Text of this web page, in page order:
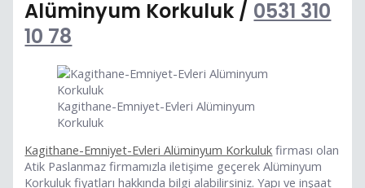
Alüminyum Korkuluk / 0531 310
10 78
Kagithane-Emniyet-Evleri Alüminyum
Korkuluk
Kagithane-Emniyet-Evleri Alüminyum Korkuluk firması olan
Atik Paslanmaz firmamızla iletişime geçerek Alüminyum
Korkuluk fiyatları hakkında bilgi alabilirsiniz. Yapı ve inşaat